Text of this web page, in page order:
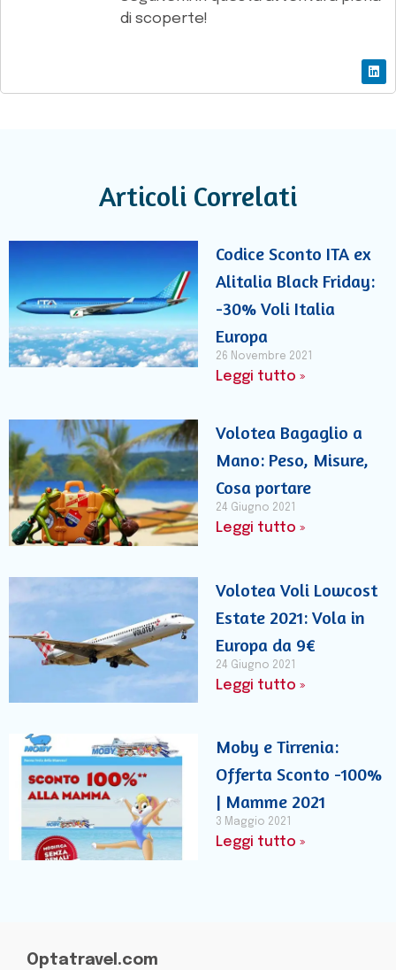
di scoperte!
Articoli Correlati
Codice Sconto ITA ex
Alitalia Black Friday:
-30% Voli Italia
Europa
26 Novembre 2021
Leggi tutto »
Volotea Bagaglio a
Mano: Peso, Misure,
Cosa portare
24 Giugno 2021
Leggi tutto »
Volotea Voli Lowcost
Estate 2021: Vola in
Europa da 9€
24 Giugno 2021
Leggi tutto »
Moby e Tirrenia:
Offerta Sconto -100%
| Mamme 2021
3 Maggio 2021
Leggi tutto »
Optatravel.com